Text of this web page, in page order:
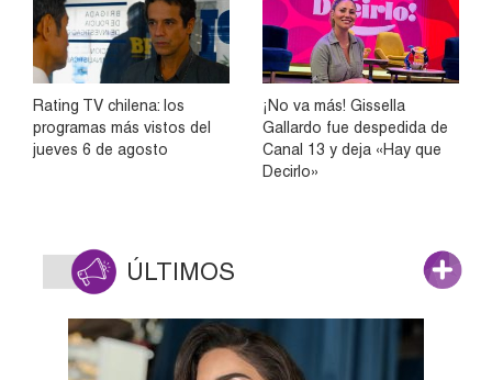
Rating TV chilena: los
programas más vistos del
jueves 6 de agosto
¡No va más! Gissella
Gallardo fue despedida de
Canal 13 y deja «Hay que
Decirlo»
ÚLTIMOS